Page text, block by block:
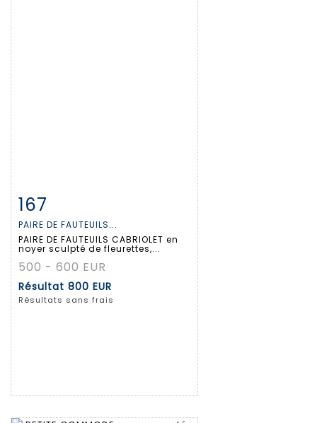
Fiche détaillée
167
PAIRE DE FAUTEUILS...
PAIRE DE FAUTEUILS CABRIOLET en
noyer sculpté de fleurettes,...
500 - 600 EUR
Résultat 800 EUR
Résultats sans frais